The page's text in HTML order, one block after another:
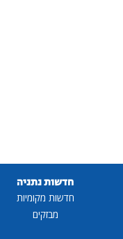
חדשות נתניה
חדשות מקומיות
מבזקים